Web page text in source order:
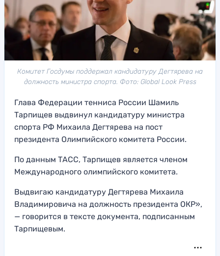
Комитет Госдумы поддержал кандидатуру Дегтярева на
должность министра спорта. Фото: Global Look Press
Глава Федерации тенниса России Шамиль
Тарпищев выдвинул кандидатуру министра
спорта РФ Михаила Дегтярева на пост
президента Олимпийского комитета России.
По данным ТАСС, Тарпищев является членом
Международного олимпийского комитета.
Выдвигаю кандидатуру Дегтярева Михаила
Владимировича на должность президента ОКР»,
— говорится в тексте документа, подписанным
Тарпищевым.